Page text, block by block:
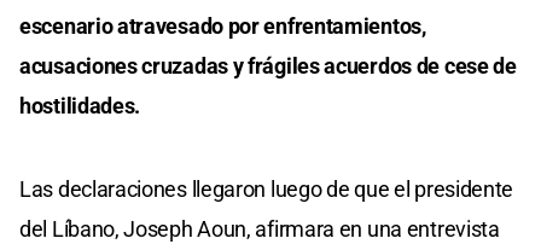
escenario atravesado por enfrentamientos,
acusaciones cruzadas y frágiles acuerdos de cese de
hostilidades.
Las declaraciones llegaron luego de que el presidente
del Líbano, Joseph Aoun, afirmara en una entrevista